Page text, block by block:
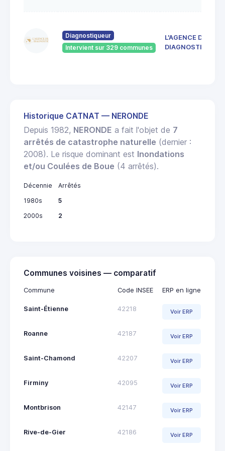
Diagnostiqueur
Intervient sur 329 communes
L'AGENCE DU
DIAGNOSTIC
Historique CATNAT — NERONDE
Depuis 1982, NERONDE a fait l'objet de 7
arrêtés de catastrophe naturelle (dernier :
2008). Le risque dominant est Inondations
et/ou Coulées de Boue (4 arrêtés).
Décennie
Arrêtés
1980s
5
2000s
2
Communes voisines — comparatif
Commune Code INSEE ERP en ligne
Saint-Étienne 42218 Voir ERP
Roanne 42187 Voir ERP
Saint-Chamond 42207 Voir ERP
Firminy 42095 Voir ERP
Montbrison 42147 Voir ERP
Rive-de-Gier 42186 Voir ERP